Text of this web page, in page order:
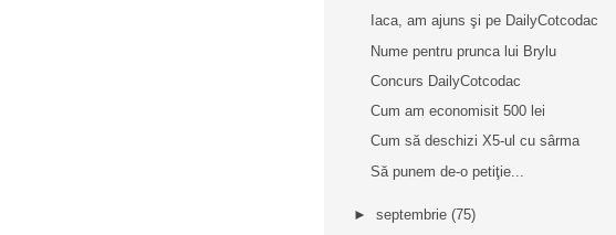
Iaca, am ajuns şi pe DailyCotcodac
Nume pentru prunca lui Brylu
Concurs DailyCotcodac
Cum am economisit 500 lei
Cum să deschizi X5-ul cu sârma
Să punem de-o petiţie...
► septembrie (75)